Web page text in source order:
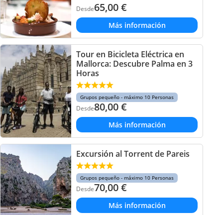
Desde65,00€
Más información
Tour en Bicicleta Eléctrica en
Mallorca: Descubre Palma en 3
Horas
Grupos pequeño - máximo 10 Personas
Desde80,00€
Más información
Excursión al Torrent de Pareis
Grupos pequeño - máximo 10 Personas
Desde70,00€
Más información